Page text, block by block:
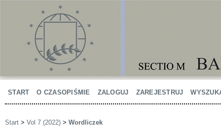
START O CZASOPIŚMIE ZALOGUJ ZAREJESTRUJ
Start > Vol 7 (2022) > Wordliczek